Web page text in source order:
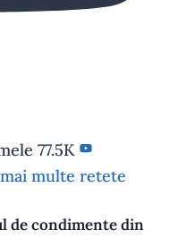
77.5K
multe retete
de condimente din